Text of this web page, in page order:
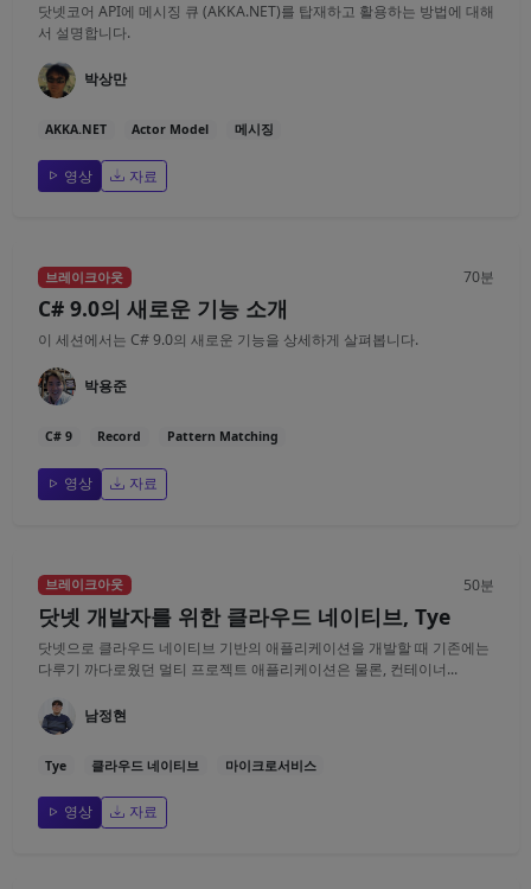
닷넷코어 API에 메시징 큐 (AKKA.NET)를 탑재하고 활용하는 방법에 대해
서 설명합니다.
박상만
AKKA.NET Actor Model 메시징
영상 자료
브레이크아웃 70분
C# 9.0의 새로운 기능 소개
이 세션에서는 C# 9.0의 새로운 기능을 상세하게 살펴봅니다.
박용준
C# 9 Record Pattern Matching
영상 자료
브레이크아웃 50분
닷넷 개발자를 위한 클라우드 네이티브, Tye
닷넷으로 클라우드 네이티브 기반의 애플리케이션을 개발할 때 기존에는
다루기 까다로웠던 멀티 프로젝트 애플리케이션은 물론, 컨테이너...
남정현
Tye 클라우드 네이티브 마이크로서비스
영상 자료